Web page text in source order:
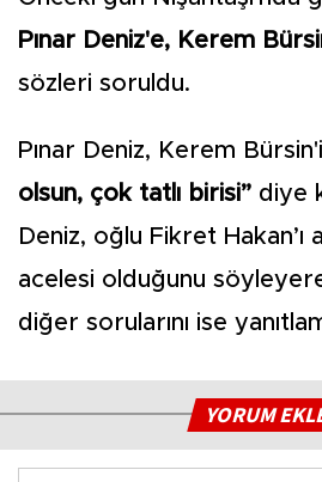
Pınar Deniz'e, Kerem
sözleri soruldu.
Pınar Deniz, Kerem
olsun, çok tatlı birisi” diye
Deniz, oğlu Fikret
acelesi olduğunu
diğer sorularını ise
YORUM